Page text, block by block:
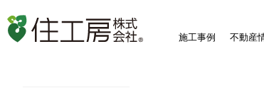
施工事例 不動産